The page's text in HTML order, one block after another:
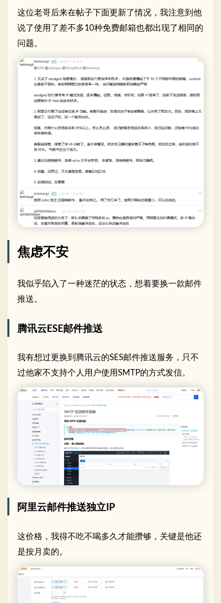
这位老哥后来在帖子下面更新了情况，我注意到他
说了使用了差不多10种免费邮箱也都出现了相同的
问题。
焦虑不安
我似乎陷入了一种迷茫的状态，想着要换一款邮件
推送。
腾讯云ESE邮件推送
我有想过更换到腾讯云的SES邮件推送服务，只不
过他家不支持个人用户使用SMTP的方式发信。
阿里云邮件推送独立IP
这价格，我得不吃不喝多久才能攒够，关键是他还
是按月卖的。